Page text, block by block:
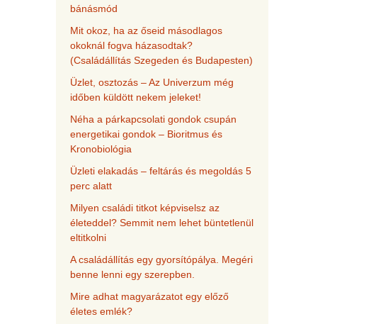
bánásmód
Mit okoz, ha az őseid másodlagos
okoknál fogva házasodtak?
(Családállítás Szegeden és Budapesten)
Üzlet, osztozás – Az Univerzum még
időben küldött nekem jeleket!
Néha a párkapcsolati gondok csupán
energetikai gondok – Bioritmus és
Kronobiológia
Üzleti elakadás – feltárás és megoldás 5
perc alatt
Milyen családi titkot képviselsz az
életeddel? Semmit nem lehet büntetlenül
eltitkolni
A családállítás egy gyorsítópálya. Megéri
benne lenni egy szerepben.
Mire adhat magyarázatot egy előző
életes emlék?